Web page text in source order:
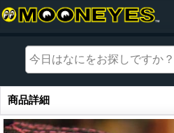
商品詳細
商品詳細